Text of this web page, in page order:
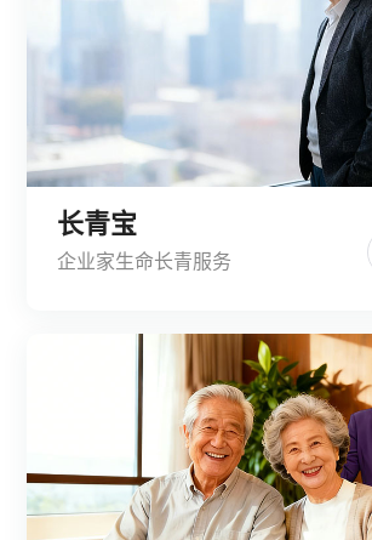
长青宝
企业家生命长青服务